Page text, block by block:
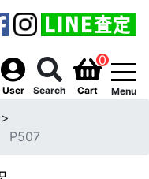
User Search
0
Cart Menu
>
P507